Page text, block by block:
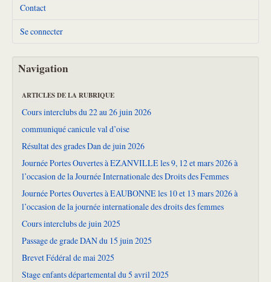
Contact
Se connecter
Navigation
ARTICLES DE LA RUBRIQUE
Cours interclubs du 22 au 26 juin 2026
communiqué canicule val d’oise
Résultat des grades Dan de juin 2026
Journée Portes Ouvertes à EZANVILLE les 9, 12 et mars 2026 à
l’occasion de la Journée Internationale des Droits des Femmes
Journée Portes Ouvertes à EAUBONNE les 10 et 13 mars 2026 à
l’occasion de la journée internationale des droits des femmes
Cours interclubs de juin 2025
Passage de grade DAN du 15 juin 2025
Brevet Fédéral de mai 2025
Stage enfants départemental du 5 avril 2025